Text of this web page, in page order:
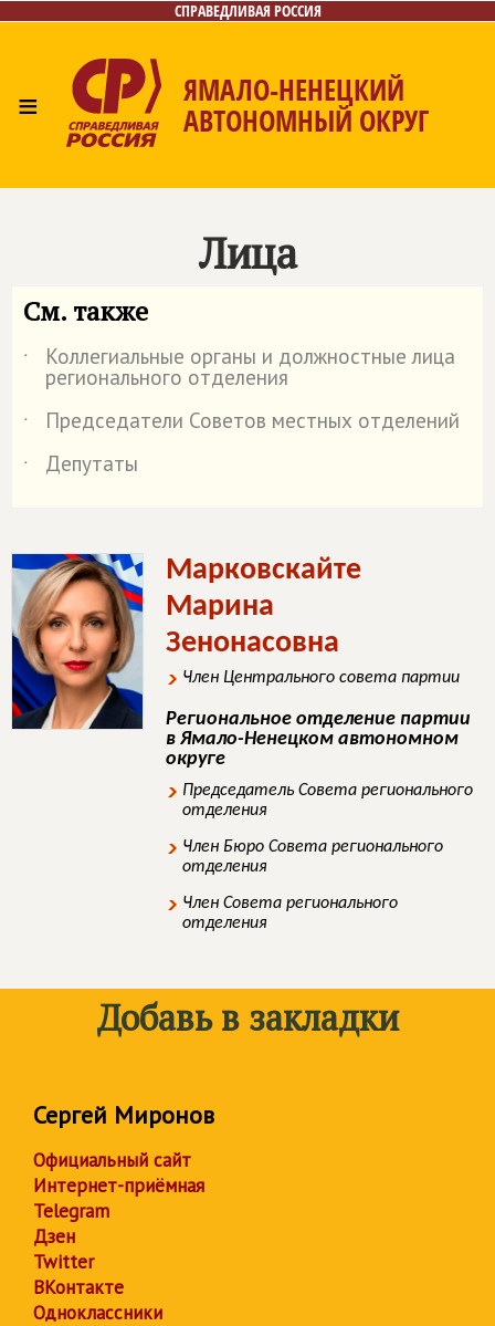
СПРАВЕДЛИВАЯ РОССИЯ
≡ ЯМАЛО-НЕНЕЦКИЙ
АВТОНОМНЫЙ ОКРУГ
Контакты
Лица
См. также
˙ Коллегиальные органы и должностные лица
регионального отделения
˙
Председатели Советов местных отделений
˙
Депутаты
Марковскайте
Марина
Зенонасовна
Член Центрального совета партии
Региональное отделение партии
в Ямало-Ненецком автономном
округе
Председатель Совета регионального
отделения
Член Бюро Совета регионального
отделения
Член Совета регионального
отделения
Добавь в закладки
Сергей Миронов
Официальный сайт
Интернет-приёмная
Telegram
Дзен
Twitter
ВКонтакте
Одноклассники